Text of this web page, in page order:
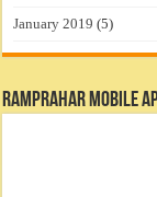
January 2019 (5)
RamPrahar Mobile